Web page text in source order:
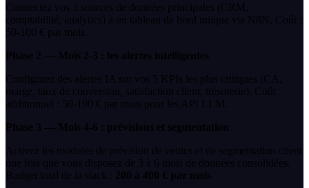
Connectez vos 3 sources de données principales (CRM,
comptabilité, analytics) à un tableau de bord unique via N8N. Coût :
50-100 € par mois.
Phase 2 — Mois 2-3 : les alertes intelligentes
Configurez des alertes IA sur vos 5 KPIs les plus critiques (CA,
marge, taux de conversion, satisfaction client, trésorerie). Coût
additionnel : 50-100 € par mois pour les API LLM.
Phase 3 — Mois 4-6 : prévisions et segmentation
Activez les modules de prévision de ventes et de segmentation client
une fois que vous disposez de 3 à 6 mois de données consolidées.
Budget total de la stack : 200 à 400 € par mois